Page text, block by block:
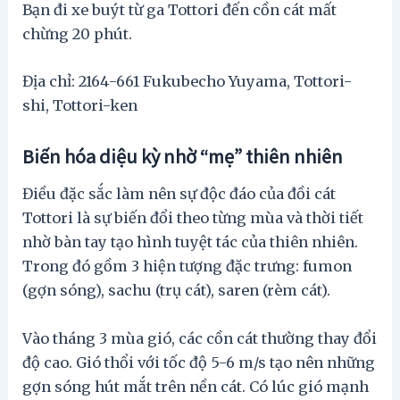
Bạn đi xe buýt từ ga Tottori đến cồn cát mất
chừng 20 phút.
Địa chỉ: 2164-661 Fukubecho Yuyama, Tottori-
shi, Tottori-ken
Biến hóa diệu kỳ nhờ “mẹ” thiên nhiên
Điều đặc sắc làm nên sự độc đáo của đồi cát
Tottori là sự biến đổi theo từng mùa và thời tiết
nhờ bàn tay tạo hình tuyệt tác của thiên nhiên.
Trong đó gồm 3 hiện tượng đặc trưng: fumon
(gợn sóng), sachu (trụ cát), saren (rèm cát).
Vào tháng 3 mùa gió, các cồn cát thường thay đổi
độ cao. Gió thổi với tốc độ 5-6 m/s tạo nên những
gợn sóng hút mắt trên nền cát. Có lúc gió mạnh